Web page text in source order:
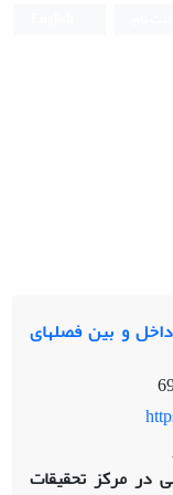
بررسی مدیریت برداشت ارقام یونجه در داخل و بین فصل‎های
در مرکز تحقیقات